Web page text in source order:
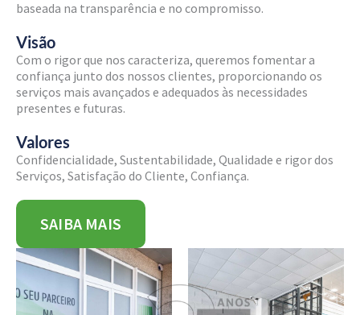
baseada na transparência e no compromisso.
Visão
Com o rigor que nos caracteriza, queremos fomentar a
confiança junto dos nossos clientes, proporcionando os
serviços mais avançados e adequados às necessidades
presentes e futuras.
Valores
Confidencialidade, Sustentabilidade, Qualidade e rigor dos
Serviços, Satisfação do Cliente, Confiança.
SAIBA MAIS